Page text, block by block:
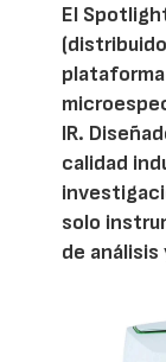
El
plataforma
IR.
calidad
solo
de análisis